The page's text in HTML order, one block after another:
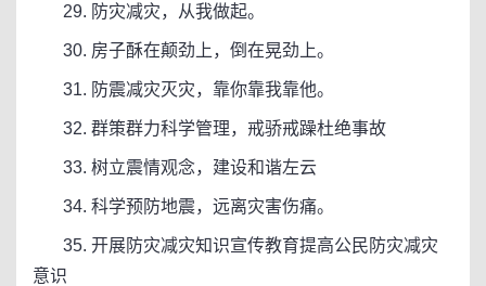
29. 防灾减灾，从我做起。
30. 房子酥在颠劲上，倒在晃劲上。
31. 防震减灾灭灾，靠你靠我靠他。
32. 群策群力科学管理，戒骄戒躁杜绝事故
33. 树立震情观念，建设和谐左云
34. 科学预防地震，远离灾害伤痛。
35. 开展防灾减灾知识宣传教育提高公民防灾减灾
意识